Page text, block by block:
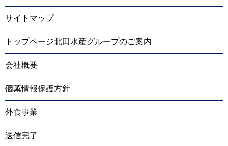
サイトマップ
トップページ北田水産グループのご案内
会社概要
沿革
個人情報保護方針
外食事業
送信完了